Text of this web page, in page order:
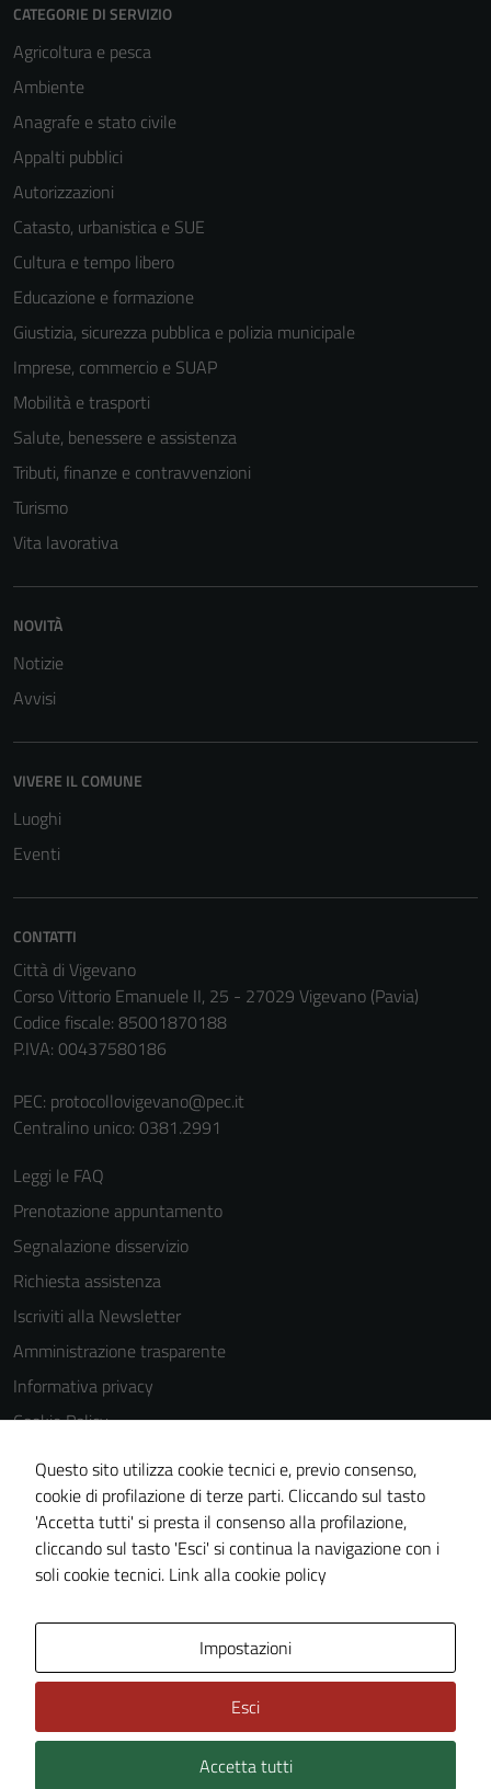
CATEGORIE DI SERVIZIO
Agricoltura e pesca
Ambiente
Anagrafe e stato civile
Appalti pubblici
Autorizzazioni
Catasto, urbanistica e SUE
Cultura e tempo libero
Educazione e formazione
Giustizia, sicurezza pubblica e polizia municipale
Imprese, commercio e SUAP
Mobilità e trasporti
Salute, benessere e assistenza
Tributi, finanze e contravvenzioni
Turismo
Vita lavorativa
NOVITÀ
Notizie
Avvisi
VIVERE IL COMUNE
Luoghi
Eventi
CONTATTI
Città di Vigevano
Corso Vittorio Emanuele II, 25 - 27029 Vigevano (Pavia)
Codice fiscale: 85001870188
P.IVA: 00437580186
PEC: protocollovigevano@pec.it
Centralino unico: 0381.2991
Leggi le FAQ
Prenotazione appuntamento
Segnalazione disservizio
Richiesta assistenza
Iscriviti alla Newsletter
Amministrazione trasparente
Informativa privacy
Cookie Policy
Media policy
Note legali
Dichiarazione di accessibilità
Piano di miglioramento del sito
Technical Design s.r.l.
Questo sito utilizza cookie tecnici e, previo consenso,
cookie di profilazione di terze parti. Cliccando sul tasto
'Accetta tutti' si presta il consenso alla profilazione,
cliccando sul tasto 'Esci' si continua la navigazione con i
soli cookie tecnici. Link alla cookie policy
Impostazioni
Esci
Accetta tutti
disabilitati.
Questi cookie